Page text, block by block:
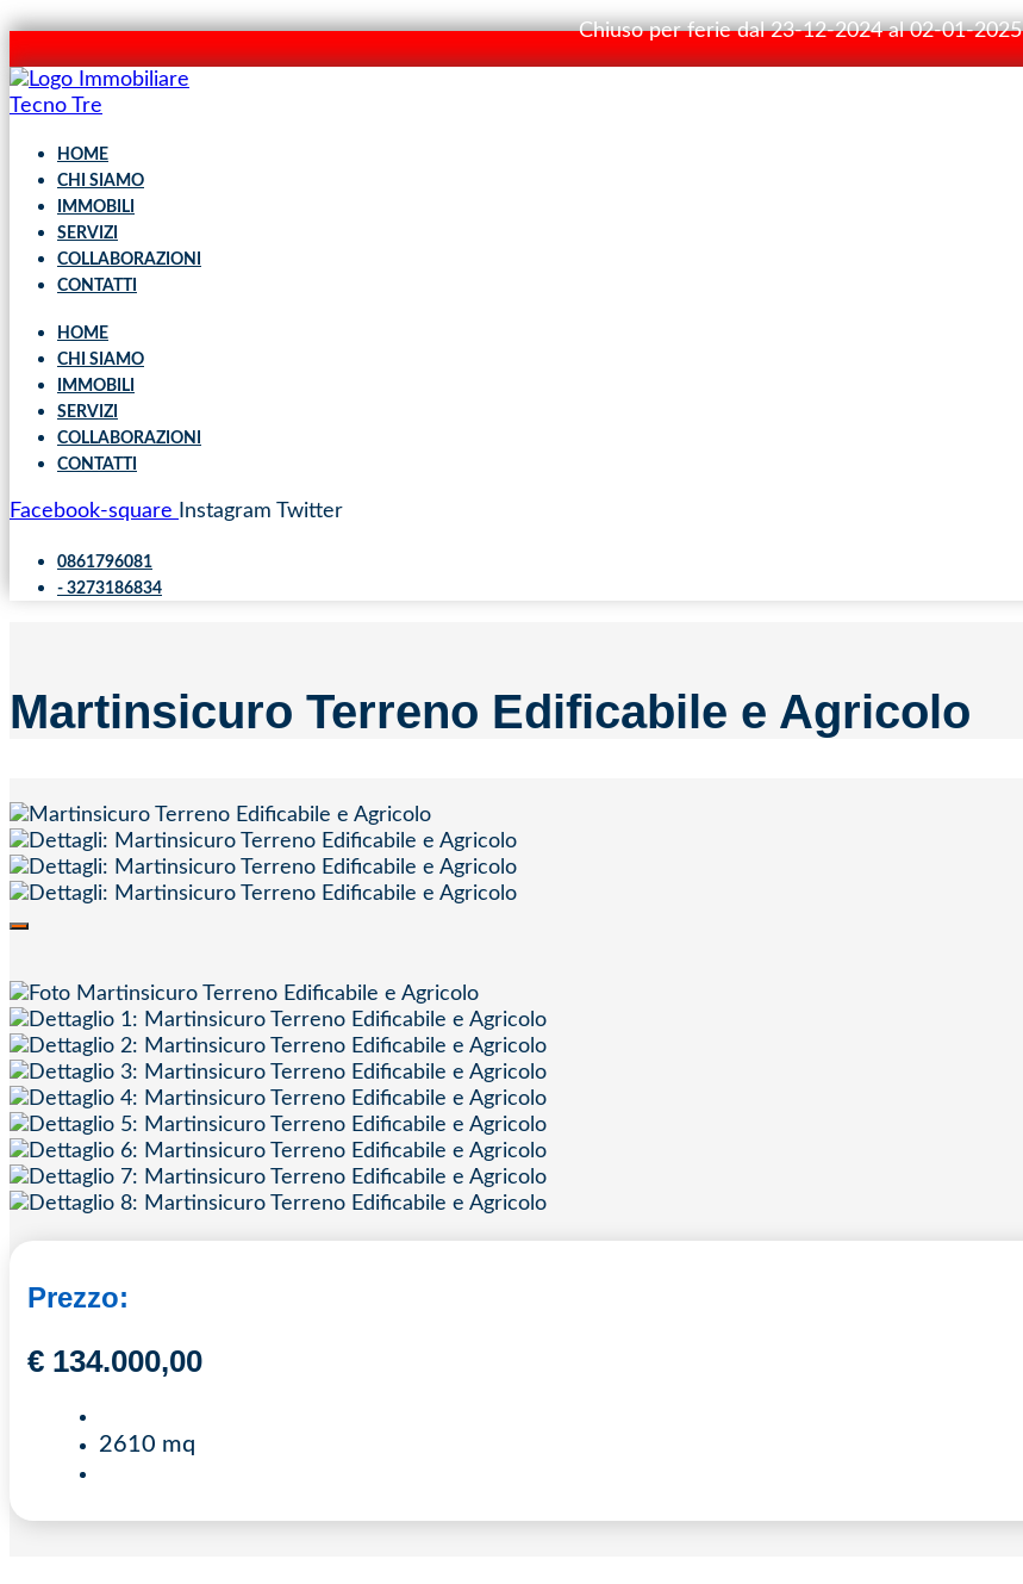
Chiuso per ferie dal 23-12-2024 al 02-01-2025
HOME
CHI SIAMO
IMMOBILI
SERVIZI
COLLABORAZIONI
CONTATTI
HOME
CHI SIAMO
IMMOBILI
SERVIZI
COLLABORAZIONI
CONTATTI
Facebook-square Instagram Twitter
0861796081
- 3273186834
Martinsicuro Terreno Edificabile e Agricolo
Prezzo:
€ 134.000,00
2610 mq